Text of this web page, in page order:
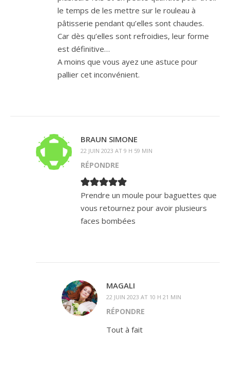
le temps de les mettre sur le rouleau à
pâtisserie pendant qu’elles sont chaudes.
Car dès qu’elles sont refroidies, leur forme
est définitive…
A moins que vous ayez une astuce pour
pallier cet inconvénient.
BRAUN SIMONE
22 JUIN 2023 AT 9 H 59 MIN
RÉPONDRE
Prendre un moule pour baguettes que
vous retournez pour avoir plusieurs
faces bombées
MAGALI
22 JUIN 2023 AT 10 H 21 MIN
RÉPONDRE
Tout à fait